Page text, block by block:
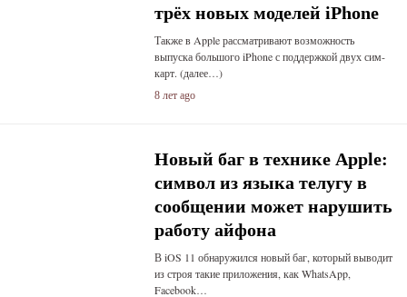
трёх новых моделей iPhone
Также в Apple рассматривают возможность
выпуска большого iPhone с поддержкой двух сим-
карт. (далее…)
8 лет ago
Новый баг в технике Apple:
символ из языка телугу в
сообщении может нарушить
работу айфона
В iOS 11 обнаружился новый баг, который выводит
из строя такие приложения, как WhatsApp,
Facebook…